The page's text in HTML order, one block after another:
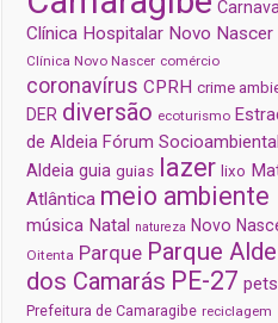
Clínica Hospitalar Novo Nascer
Clínica Novo Nascer comércio
coronavírus CPRH crime
DER diversão ecoturismo
de Aldeia Fórum
Aldeia guia guias lazer lixo
Atlântica meio ambiente
música Natal natureza Novo
Oitenta Parque Parque
dos Camarás PE-27 pets
Prefeitura de Camaragibe reciclagem